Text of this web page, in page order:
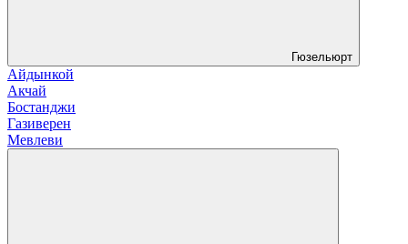
Гюзельюрт
Айдынкой
Акчай
Бостанджи
Газиверен
Мевлеви